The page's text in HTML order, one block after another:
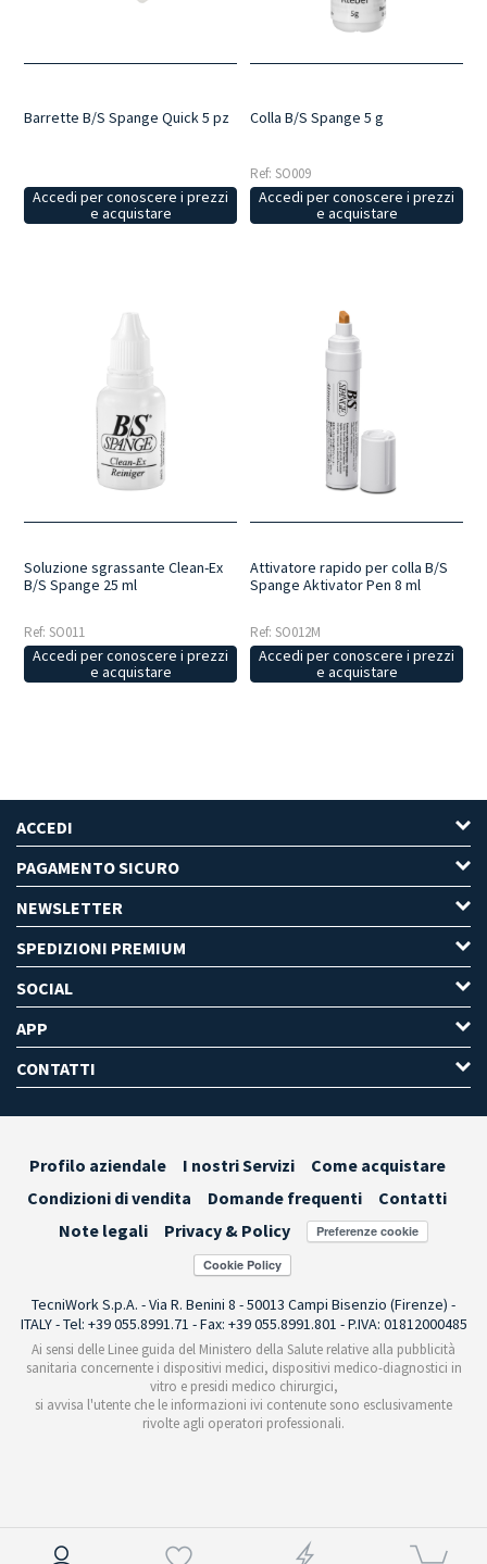
Barrette B/S Spange Quick 5 pz
Accedi per conoscere i prezzi
e acquistare
Colla B/S Spange 5 g
Ref: SO009
Accedi per conoscere i prezzi
e acquistare
Soluzione sgrassante Clean-Ex
B/S Spange 25 ml
Ref: SO011
Accedi per conoscere i prezzi
e acquistare
Attivatore rapido per colla B/S
Spange Aktivator Pen 8 ml
Ref: SO012M
Accedi per conoscere i prezzi
e acquistare
ACCEDI
PAGAMENTO SICURO
NEWSLETTER
SPEDIZIONI PREMIUM
SOCIAL
APP
CONTATTI
Profilo aziendale I nostri Servizi
Come acquistare
Condizioni di vendita
Domande frequenti
Contatti
Note legali
Privacy & Policy Preferenze cookie
TecniWork S.p.A. - Via R. Benini 8 - 50013 Campi Bisenzio (Firenze) -
ITALY - Tel: +39 055.8991.71 - Fax: +39 055.8991.801 - P.IVA: 01812000485
Ai sensi delle Linee guida del Ministero della Salute relative alla pubblicità
sanitaria concernente i dispositivi medici, dispositivi medico-diagnostici in
vitro e presidi medico chirurgici,
si avvisa l'utente che le informazioni ivi contenute sono esclusivamente
rivolte agli operatori professionali.